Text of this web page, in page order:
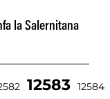
la Salernitana
12583 12584